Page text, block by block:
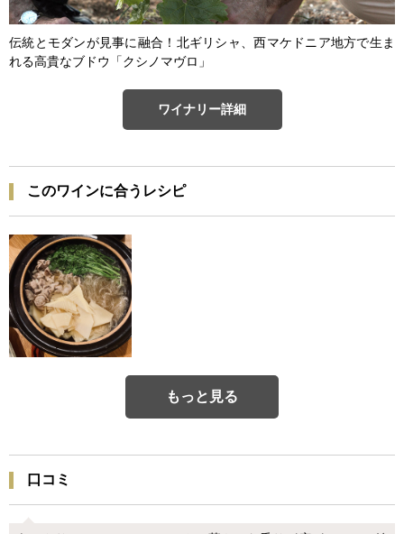
伝統とモダンが見事に融合！北ギリシャ、西マケドニア地方で生ま
れる高貴なブドウ「クシノマヴロ」
ワイナリー詳細
このワインに合うレシピ
もっと見る
口コミ